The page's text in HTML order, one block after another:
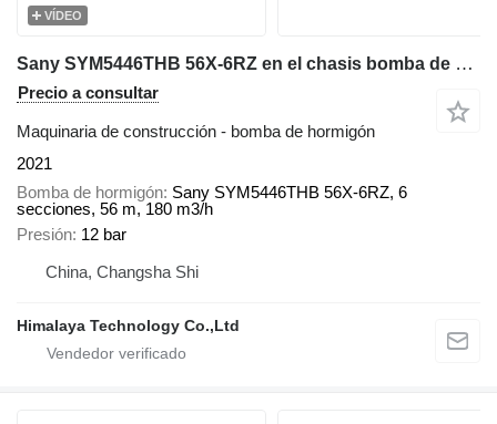
VÍDEO
Sany SYM5446THB 56X-6RZ en el chasis bomba de hormigón
Precio a consultar
Maquinaria de construcción - bomba de hormigón
2021
Bomba de hormigón Sany SYM5446THB 56X-6RZ, 6
secciones, 56 m, 180 m3/h
Presión 12 bar
China, Changsha Shi
Himalaya Technology Co.,Ltd